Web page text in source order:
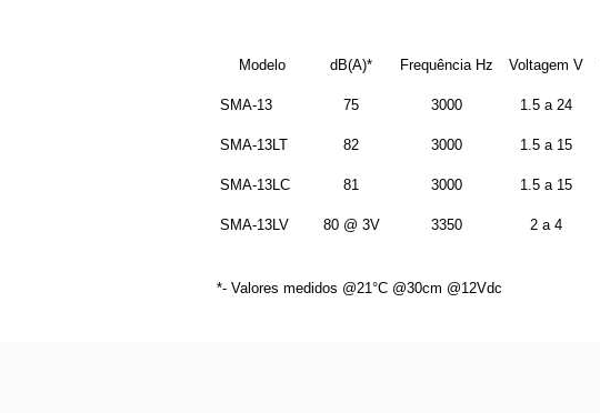
Modelo dB(A)* Frequência Hz Voltagem V
SMA-13 75 3000 1.5 a 24
SMA-13LT 82 3000 1.5 a 15
SMA-13LC 81 3000 1.5 a 15
SMA-13LV 80 @ 3V 3350 2 a 4
*- Valores medidos @21°C @30cm @12Vdc